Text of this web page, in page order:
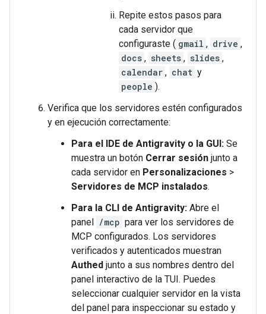
Repite estos pasos para
cada servidor que
configuraste ( gmail , drive ,
docs , sheets , slides ,
calendar , chat y
people ).
Verifica que los servidores estén configurados
y en ejecución correctamente:
Para el IDE de Antigravity o la GUI: Se
muestra un botón Cerrar sesión junto a
cada servidor en Personalizaciones >
Servidores de MCP instalados.
Para la CLI de Antigravity: Abre el
panel /mcp para ver los servidores de
MCP configurados. Los servidores
verificados y autenticados muestran
Authed junto a sus nombres dentro del
panel interactivo de la TUI. Puedes
seleccionar cualquier servidor en la vista
del panel para inspeccionar su estado y